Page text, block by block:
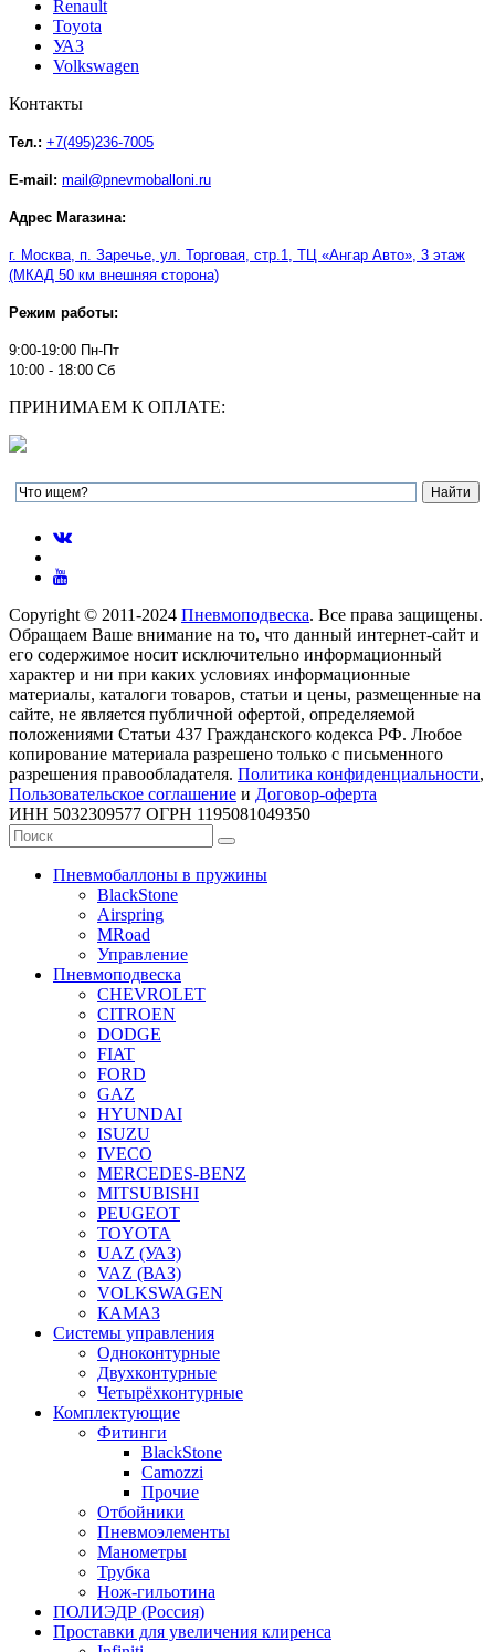
Renault
Toyota
УАЗ
Volkswagen
Контакты
Тел.: +7(495)236-7005
E-mail: mail@pnevmoballoni.ru
Адрес Магазина:
г. Москва, п. Заречье, ул. Торговая, стр.1, ТЦ «Ангар Авто» , 3 этаж
(МКАД 50 км внешняя сторона)
Режим работы:
9:00-19:00 Пн-Пт
10:00 - 18:00 Сб
ПРИНИМАЕМ К ОПЛАТЕ:
Copyright © 2011-2024 Пневмоподвеска. Все права защищены.
Обращаем Ваше внимание на то, что данный интернет-сайт и
его содержимое носит исключительно информационный
характер и ни при каких условиях информационные
материалы, каталоги товаров, статьи и цены, размещенные на
сайте, не является публичной офертой, определяемой
положениями Статьи 437 Гражданского кодекса РФ. Любое
копирование материала разрешено только с письменного
разрешения правообладателя. Политика конфиденциальности,
Пользовательское соглашение и Договор-оферта
ИНН 5032309577 ОГРН 1195081049350
Пневмобаллоны в пружины
BlackStone
Airspring
MRoad
Управление
Пневмоподвеска
CHEVROLET
CITROEN
DODGE
FIAT
FORD
GAZ
HYUNDAI
ISUZU
IVECO
MERCEDES-BENZ
MITSUBISHI
PEUGEOT
TOYOTA
UAZ (УАЗ)
VAZ (ВАЗ)
VOLKSWAGEN
КАМАЗ
Системы управления
Одноконтурные
Двухконтурные
Четырёхконтурные
Комплектующие
Фитинги
BlackStone
Camozzi
Прочие
Отбойники
Пневмоэлементы
Манометры
Трубка
Нож-гильотина
ПОЛИЭДР (Россия)
Проставки для увеличения клиренса